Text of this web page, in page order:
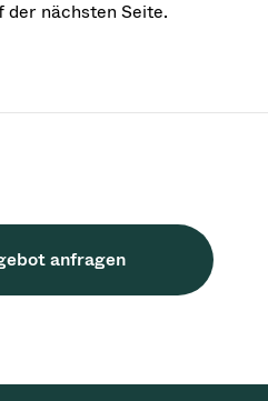
der nächsten Seite.
anfragen